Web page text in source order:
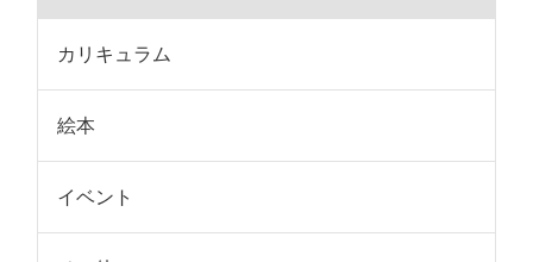
カリキュラム
絵本
イベント